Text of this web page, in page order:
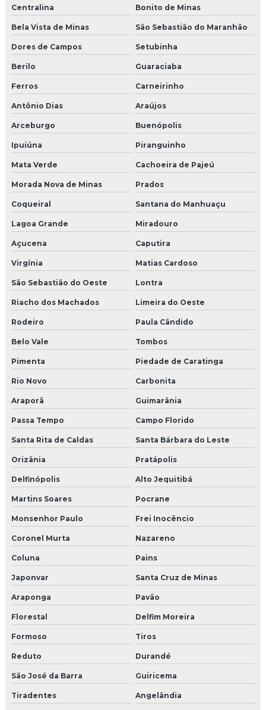
Centralina Bonito de Minas
Bela Vista de Minas São Sebastião do Maranhão
Dores de Campos Setubinha
Berilo Guaraciaba
Ferros Carneirinho
Antônio Dias Araújos
Arceburgo Buenópolis
Ipuiúna Piranguinho
Mata Verde Cachoeira de Pajeú
Morada Nova de Minas Prados
Coqueiral Santana do Manhuaçu
Lagoa Grande Miradouro
Açucena Caputira
Virgínia Matias Cardoso
São Sebastião do Oeste Lontra
Riacho dos Machados Limeira do Oeste
Rodeiro Paula Cândido
Belo Vale Tombos
Pimenta Piedade de Caratinga
Rio Novo Carbonita
Araporã Guimarânia
Passa Tempo Campo Florido
Santa Rita de Caldas Santa Bárbara do Leste
Orizânia Pratápolis
Delfinópolis Alto Jequitibá
Martins Soares Pocrane
Monsenhor Paulo Frei Inocêncio
Coronel Murta Nazareno
Coluna Pains
Japonvar Santa Cruz de Minas
Araponga Pavão
Florestal Delfim Moreira
Formoso Tiros
Reduto Durandé
São José da Barra Guiricema
Tiradentes Angelândia